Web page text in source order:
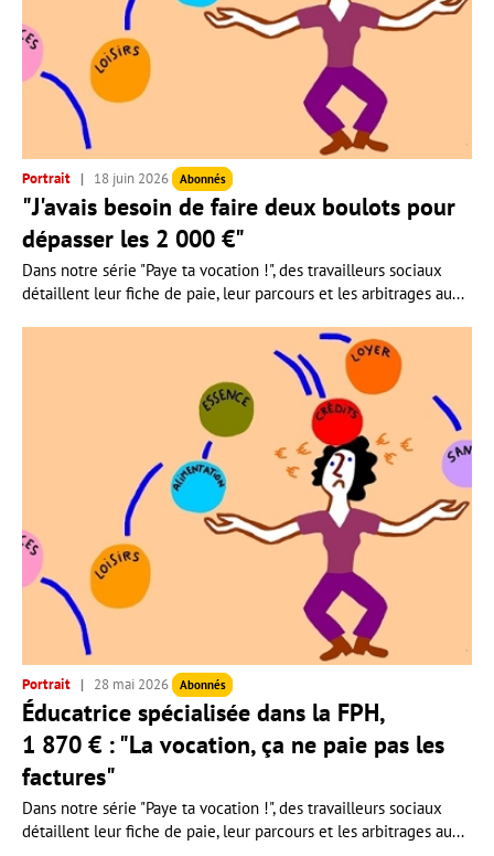
Portrait 18 juin 2026 Abonnés
"J'avais besoin de faire deux boulots pour
dépasser les 2 000 €"
Dans notre série "Paye ta vocation !", des travailleurs sociaux
détaillent leur fiche de paie, leur parcours et les arbitrages au...
Portrait 28 mai 2026 Abonnés
Éducatrice spécialisée dans la FPH,
1 870 € : "La vocation, ça ne paie pas les
factures"
Dans notre série "Paye ta vocation !", des travailleurs sociaux
détaillent leur fiche de paie, leur parcours et les arbitrages au...